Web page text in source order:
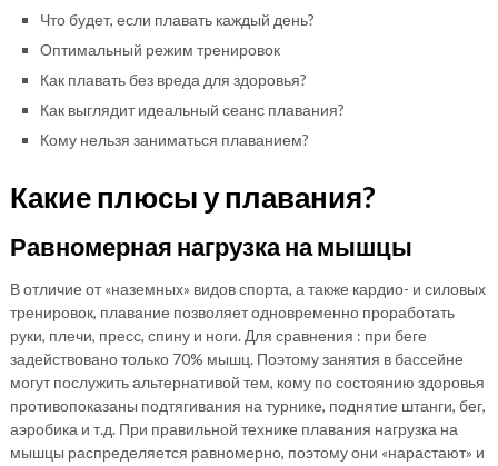
Что будет, если плавать каждый день?
Оптимальный режим тренировок
Как плавать без вреда для здоровья?
Как выглядит идеальный сеанс плавания?
Кому нельзя заниматься плаванием?
Какие плюсы у плавания?
Равномерная нагрузка на мышцы
В отличие от «наземных» видов спорта, а также кардио- и силовых
тренировок, плавание позволяет одновременно проработать
руки, плечи, пресс, спину и ноги. Для сравнения : при беге
задействовано только 70% мышц. Поэтому занятия в бассейне
могут послужить альтернативой тем, кому по состоянию здоровья
противопоказаны подтягивания на турнике, поднятие штанги, бег,
аэробика и т.д. При правильной технике плавания нагрузка на
мышцы распределяется равномерно, поэтому они «нарастают» и